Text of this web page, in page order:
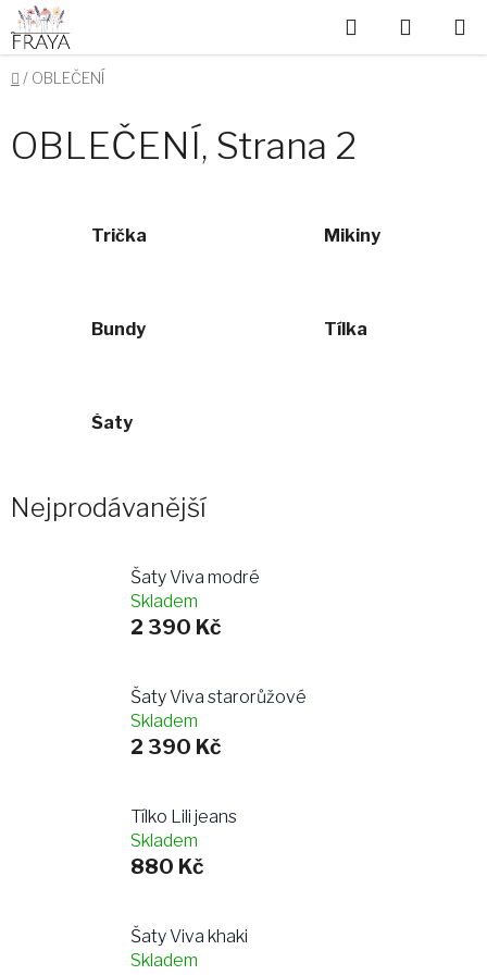
Přejít
na
obsah
Hledat
KOŠÍK
Domů
/ OBLEČENÍ
OBLEČENÍ, Strana 2
Trička Mikiny
Bundy Tílka
Šaty
Nejprodávanější
Šaty Viva modré
Skladem
2 390 Kč
Šaty Viva starorůžové
Skladem
2 390 Kč
Tílko Lili jeans
Skladem
880 Kč
Šaty Viva khaki
Skladem